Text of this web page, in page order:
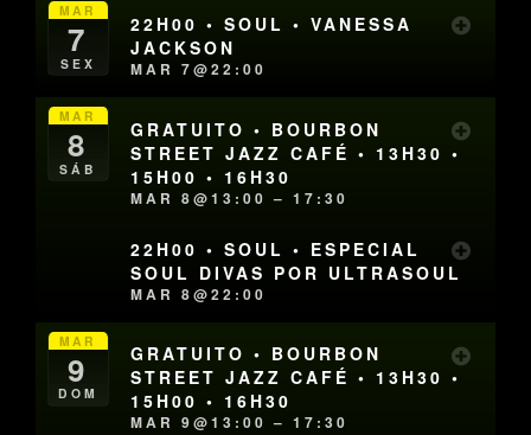
MAR
7
SEX
22H00 • SOUL • VANESSA
JACKSON
MAR 7@22:00
MAR
8
SÁB
GRATUITO • BOURBON
STREET JAZZ CAFÉ • 13H30 •
15H00 • 16H30
MAR 8@13:00 – 17:30
22H00 • SOUL • ESPECIAL
SOUL DIVAS POR ULTRASOUL
MAR 8@22:00
MAR
9
DOM
GRATUITO • BOURBON
STREET JAZZ CAFÉ • 13H30 •
15H00 • 16H30
MAR 9@13:00 – 17:30